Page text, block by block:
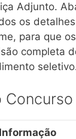
Adjunto.
os
para que
completa
Concurso
Informação